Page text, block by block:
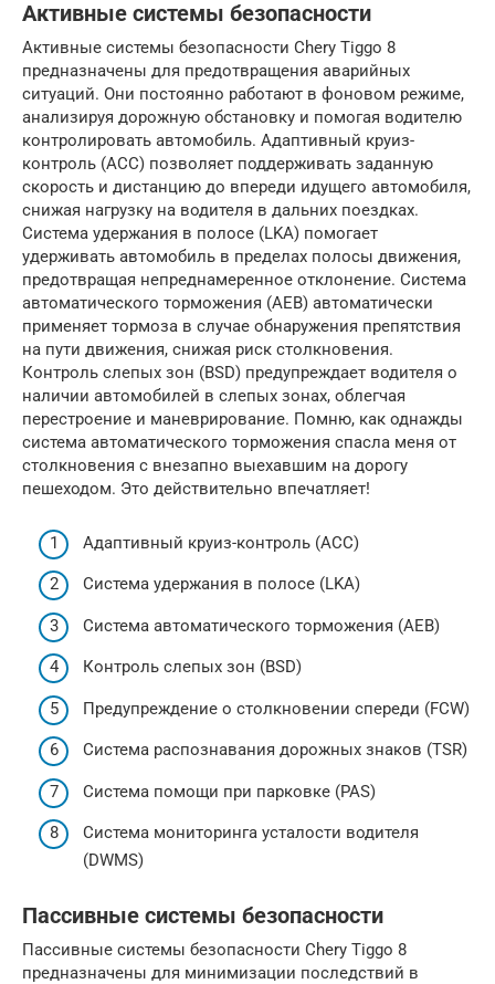
Активные системы безопасности
Активные системы безопасности Chery Tiggo 8
предназначены для предотвращения аварийных
ситуаций. Они постоянно работают в фоновом режиме,
анализируя дорожную обстановку и помогая водителю
контролировать автомобиль. Адаптивный круиз-
контроль (ACC) позволяет поддерживать заданную
скорость и дистанцию до впереди идущего автомобиля,
снижая нагрузку на водителя в дальних поездках.
Система удержания в полосе (LKA) помогает
удерживать автомобиль в пределах полосы движения,
предотвращая непреднамеренное отклонение. Система
автоматического торможения (AEB) автоматически
применяет тормоза в случае обнаружения препятствия
на пути движения, снижая риск столкновения.
Контроль слепых зон (BSD) предупреждает водителя о
наличии автомобилей в слепых зонах, облегчая
перестроение и маневрирование. Помню, как однажды
система автоматического торможения спасла меня от
столкновения с внезапно выехавшим на дорогу
пешеходом. Это действительно впечатляет!
Адаптивный круиз-контроль (ACC)
Система удержания в полосе (LKA)
Система автоматического торможения (AEB)
Контроль слепых зон (BSD)
Предупреждение о столкновении спереди (FCW)
Система распознавания дорожных знаков (TSR)
Система помощи при парковке (PAS)
Система мониторинга усталости водителя
(DWMS)
Пассивные системы безопасности
Пассивные системы безопасности Chery Tiggo 8
предназначены для минимизации последствий в